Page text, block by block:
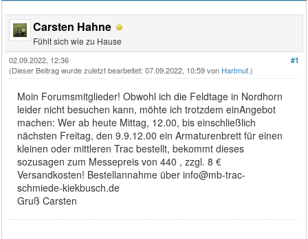
Carsten Hahne
Fühlt sich wie zu Hause
#1
02.09.2022, 12:36
(Dieser Beitrag wurde zuletzt bearbeitet: 07.09.2022, 10:59 von Hartmut.)
Moin Forumsmitglieder! Obwohl ich die Feldtage in Nordhorn
leider nicht besuchen kann, möhte ich trotzdem einAngebot
machen: Wer ab heute Mittag, 12.00, bis einschließlich
nächsten Freitag, den 9.9.12.00 ein Armaturenbrett für einen
kleinen oder mittleren Trac bestellt, bekommt dieses
sozusagen zum Messepreis von 440 , zzgl. 8 €
Versandkosten! Bestellannahme über info@mb-trac-
schmiede-kiekbusch.de
Gruß Carsten